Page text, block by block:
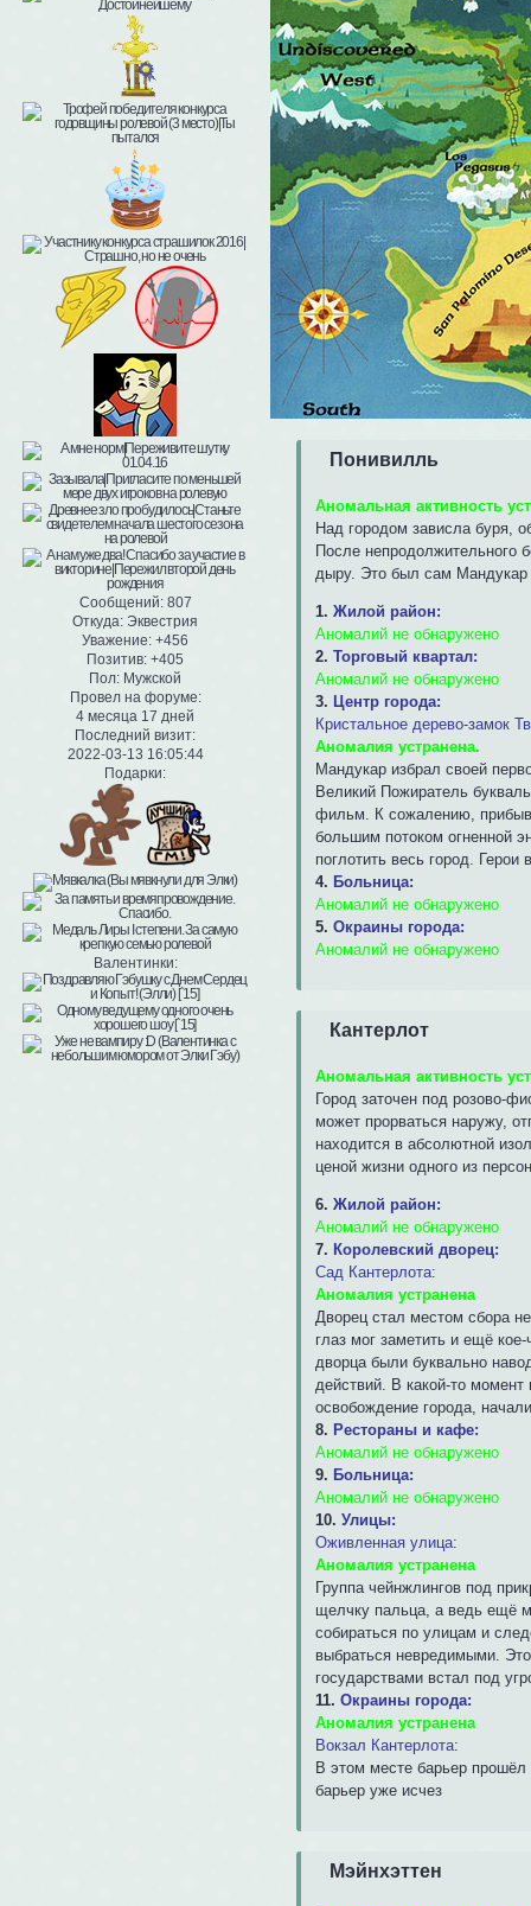
Сообщений:807
Откуда: Эквестрия
Уважение: +456
Позитив: +405
Пол: Мужской
Провел на форуме:
4 месяца 17 дней
Последний визит:
2022-03-13 16:05:44
Подарки:
Валентинки:
Понивилль
Аномальная активность
Над городом зависла буря,
После непродолжительного
дыру. Это был сам Мандукар
1. Жилой район:
Аномалий не обнаружено
2. Торговый квартал:
Аномалий не обнаружено
3. Центр города:
Кристальное дерево-замок
Аномалия устранена.
Мандукар избрал своей
Великий Пожиратель
фильм. К сожалению,
большим потоком огненной
поглотить весь город.
4. Больница:
Аномалий не обнаружено
5. Окраины города:
Аномалий не обнаружено
Кантерлот
Аномальная активность
Город заточен под розово-
может прорваться наружу,
находится в абсолютной
ценой жизни одного из
6. Жилой район:
Аномалий не обнаружено
7. Королевский дворец:
Сад Кантерлота:
Аномалия устранена
Дворец стал местом сбора
глаз мог заметить и ещё
дворца были буквально
действий. В какой-то
освобождение города,
8. Рестораны и кафе:
Аномалий не обнаружено
9. Больница:
Аномалий не обнаружено
10. Улицы:
Оживленная улица:
Аномалия устранена
Группа чейнжлингов под
щелчку пальца, а ведь ещё
собираться по улицам и
выбраться невредимыми.
государствами встал под
11. Окраины города:
Аномалия устранена
Вокзал Кантерлота:
В этом месте барьер прошёл
барьер уже исчез
Мэйнхэттен